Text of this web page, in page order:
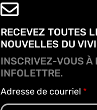
RECEVEZ TOUTES
NOUVELLES DU
INSCRIVEZ-VOUS À
INFOLETTRE.
Adresse de courriel